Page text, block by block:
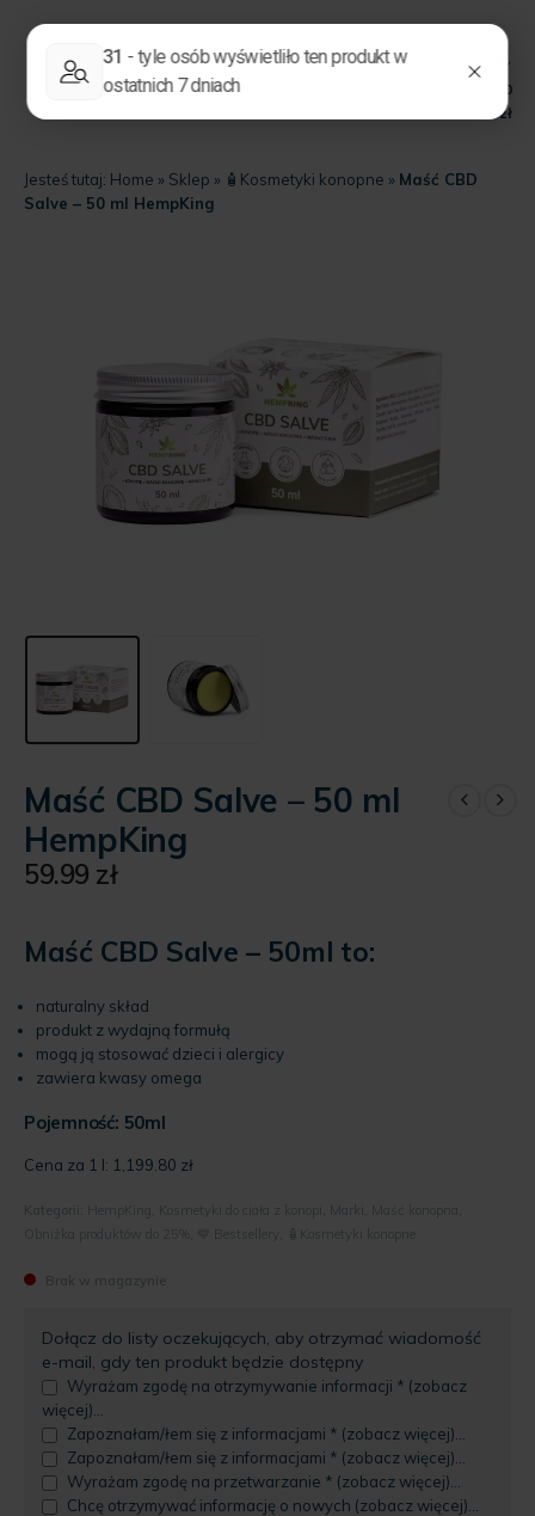
200
zł
Jesteś tutaj: Home » Sklep » 🧴Kosmetyki konopne » Maść CBD
Salve – 50 ml HempKing
Maść CBD Salve – 50 ml
HempKing
59.99 zł
Maść CBD Salve – 50ml to:
naturalny skład
produkt z wydajną formułą
mogą ją stosować dzieci i alergicy
zawiera kwasy omega
Pojemność: 50ml
Cena za 1 l: 1,199.80 zł
Dołącz do listy oczekujących, aby otrzymać wiadomość
e-mail, gdy ten produkt będzie dostępny
Wyrażam zgodę na otrzymywanie informacji * (zobacz
więcej)...
Zapoznałam/łem się z informacjami * (zobacz więcej)...
Zapoznałam/łem się z informacjami * (zobacz więcej)...
Wyrażam zgodę na przetwarzanie * (zobacz więcej)...
Chcę otrzymywać informację o nowych (zobacz więcej)...